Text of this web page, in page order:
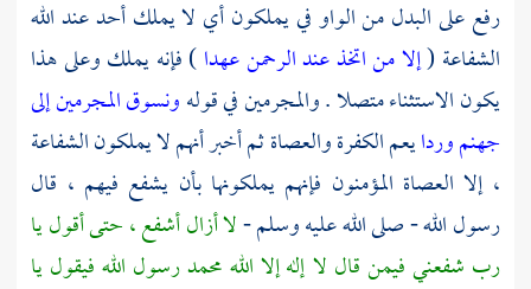
رفع على البدل من الواو في يملكون أي لا يملك أحد عند الله
الشفاعة (إلا من اتخذ عند الرحمن عهدا) فإنه يملك وعلى هذا
يكون الاستثناء متصلا . والمجرمين في قولهونسوق المجرمين إلى
جهنم وردايعم الكفرة والعصاة ثم أخبر أنهم لا يملكون الشفاعة
، إلا العصاة المؤمنون فإنهم يملكونها بأن يشفع فيهم ، قال
رسول الله - صلى الله عليه وسلم -لا أزال أشفع ، حتى أقول يا
رب شفعني فيمن قال لا إله إلا الله محمد رسول الله فيقول يا